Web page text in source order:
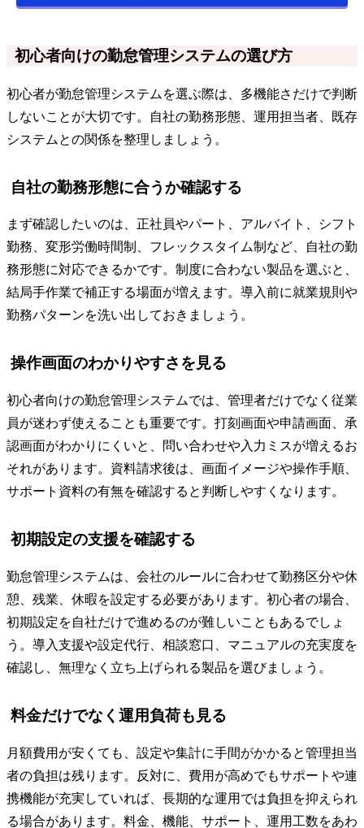
初心者向けの勤怠管理システムの選び方
初心者が勤怠管理システムを選ぶ際は、多機能さだけで判断
しないことが大切です。自社の勤務形態、運用担当者、既存
システムとの関係を整理しましょう。
自社の勤務形態に合うか確認する
まず確認したいのは、正社員やパート、アルバイト、シフト
勤務、変形労働時間制、フレックスタイム制など、自社の勤
務形態に対応できるかです。制度に合わない製品を選ぶと、
結局手作業で補正する場面が増えます。導入前に就業規則や
勤務パターンを洗い出しておきましょう。
操作画面のわかりやすさを見る
初心者向けの勤怠管理システムでは、管理者だけでなく従業
員が迷わず使えることも重要です。打刻画面や申請画面、承
認画面がわかりにくいと、問い合わせや入力ミスが増えるお
それがあります。資料請求後は、画面イメージや操作手順、
サポート資料の有無を確認すると判断しやすくなります。
初期設定の支援を確認する
勤怠管理システムは、会社のルールに合わせて勤務区分や休
憩、残業、休暇を設定する必要があります。初心者の場合、
初期設定を自社だけで進めるのが難しいこともあるでしょ
う。導入支援や設定代行、相談窓口、マニュアルの充実度を
確認し、無理なく立ち上げられる製品を選びましょう。
料金だけでなく運用負荷も見る
月額費用が安くても、設定や集計に手間がかかると管理担当
者の負担は残ります。反対に、費用が高めでもサポートや連
携機能が充実していれば、長期的な運用では負担を抑えられ
る場合があります。料金、機能、サポート、運用工数をあわ